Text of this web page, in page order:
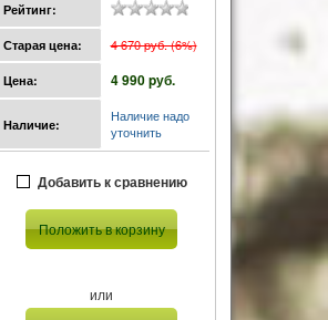
Рейтинг:
Старая цена: 4 670 pуб. (6%)
Цена: 4 990 pуб.
Наличие:
Наличие надо
уточнить
Добавить к сравнению
Положить в корзину
или